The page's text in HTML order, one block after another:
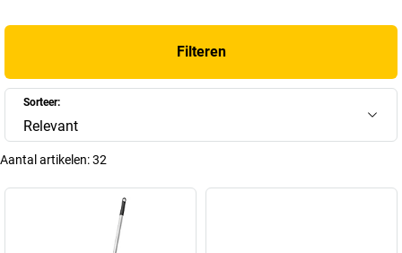
Filteren
Sorteer:
Relevant
Aantal artikelen:32